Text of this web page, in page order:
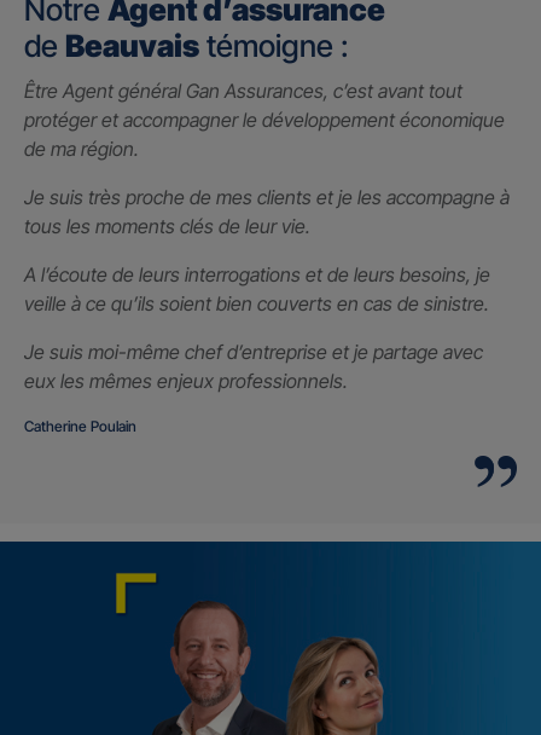
Notre Agent d’assurance
de Beauvais témoigne :
Être Agent général Gan Assurances, c’est avant tout
protéger et accompagner le développement économique
de ma région.
Je suis très proche de mes clients et je les accompagne à
tous les moments clés de leur vie.
A l’écoute de leurs interrogations et de leurs besoins, je
veille à ce qu’ils soient bien couverts en cas de sinistre.
Je suis moi-même chef d’entreprise et je partage avec
eux les mêmes enjeux professionnels.
Catherine Poulain